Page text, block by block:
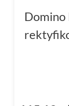
chwil.
Domino